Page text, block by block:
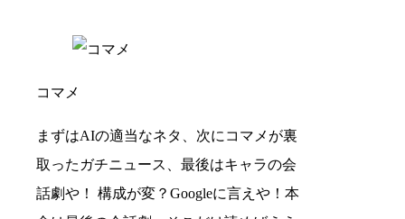
コマメ
まずはAIの適当なネタ、次にコマメが裏
取ったガチニュース、最後はキャラの会
話劇や！ 構成が変？Googleに言えや！本